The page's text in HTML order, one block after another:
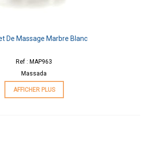
De Massage Marbre Blanc
Ref : MAP963
Massada
AFFICHER PLUS